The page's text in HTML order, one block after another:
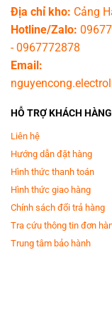
*Hình ảnh chỉ mang tính
Khối lượng giặt
- Mẫu máy giặt LG này
người với khối lượng
- Với 14 chương trình
dụng.
Địa chỉ kho: Cảng
Hotline/Zalo:
-0967772878
Email:
HỖ TRỢ KHÁCH HÀNG
Liên hệ
Hướng dẫn đặt hàng
Hình thức thanh toán
Hình thức giao hàng
Chính sách đổi trả hàng
Tra cứu thông tin đơn
Trung tâm bảo hành